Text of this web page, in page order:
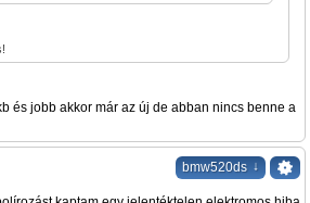
és jobb akkor már az új de abban nincs benne a
bmw520ds ↓